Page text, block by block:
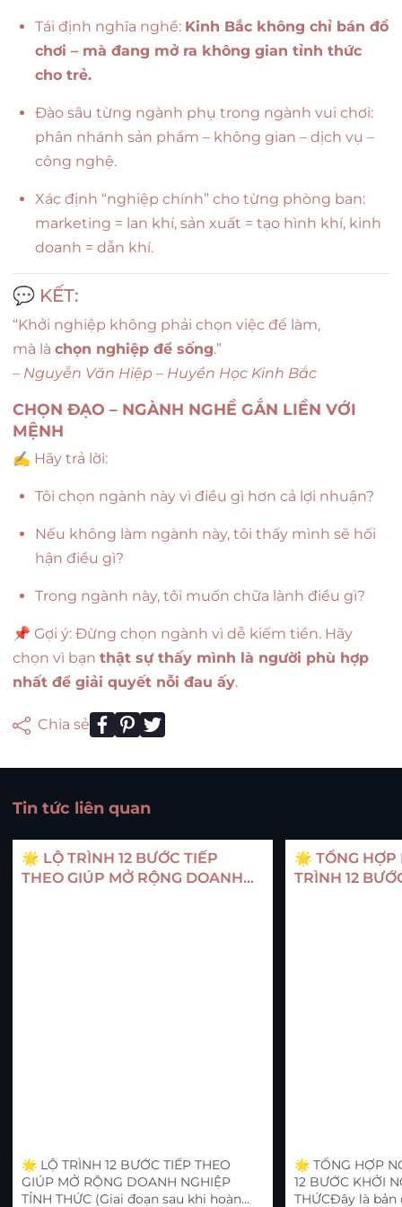
Tái định nghĩa nghề: Kinh Bắc không chỉ bán đồ
chơi – mà đang mở ra không gian tỉnh thức
cho trẻ.
Đào sâu từng ngành phụ trong ngành vui chơi:
phân nhánh sản phẩm – không gian – dịch vụ –
công nghệ.
Xác định “nghiệp chính” cho từng phòng ban:
marketing = lan khí, sản xuất = tạo hình khí, kinh
doanh = dẫn khí.
💬 KẾT:
“Khởi nghiệp không phải chọn việc để làm,
mà là chọn nghiệp để sống.”
– Nguyễn Văn Hiệp – Huyền Học Kinh Bắc
CHỌN ĐẠO – NGÀNH NGHỀ GẮN LIỀN VỚI
MỆNH
✍️ Hãy trả lời:
Tôi chọn ngành này vì điều gì hơn cả lợi nhuận?
Nếu không làm ngành này, tôi thấy mình sẽ hối
hận điều gì?
Trong ngành này, tôi muốn chữa lành điều gì?
📌 Gợi ý: Đừng chọn ngành vì dễ kiếm tiền. Hãy
chọn vì bạn thật sự thấy mình là người phù hợp
nhất để giải quyết nỗi đau ấy.
Chia sẻ
Tin tức liên quan
🌟 LỘ TRÌNH 12 BƯỚC TIẾP
THEO GIÚP MỞ RỘNG DOANH
🌟 LỘ TRÌNH 12 BƯỚC TIẾP THEO
GIÚP MỞ RỘNG DOANH NGHIỆP
TỈNH THỨC (Giai đoạn sau khi hoàn
🌟 TỔNG HỢP
TRÌNH 12
🌟 TỔNG HỢP
12 BƯỚC KHỞI
THỨCĐây là bản